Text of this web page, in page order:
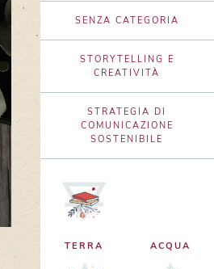
SENZA CATEGORIA
STORYTELLING E
CREATIVITÀ
STRATEGIA DI
COMUNICAZIONE
SOSTENIBILE
TERRA ACQUA